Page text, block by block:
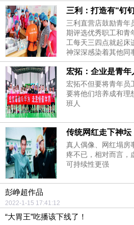
三利：打造有“钉
三利直营店鼓励青年
期评选优秀职工和青
工每天三四点就起床
神深深感染着其他同
宏拓：企业是青
宏拓不但要将青年员
要将他们培养成有理
班人
传统网红走下神
真人偶像、网红塌房
疼不已，相对而言，
可持续性更强
彭峥超作品
2022-1-15 17:41:12
“大胃王”吃播该下线了！